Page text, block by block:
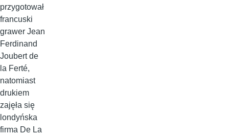
przygotował
francuski
grawer Jean
Ferdinand
Joubert de
la Ferté,
natomiast
drukiem
zajęła się
londyńska
firma De La